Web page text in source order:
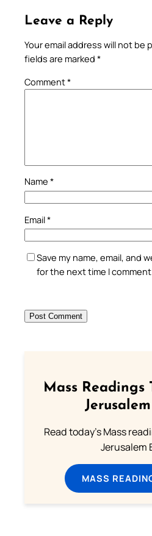
Leave a Reply
Your email address will not be
fields are marked *
Comment*
Name *
Email*
Save my name, email, and
for the next time I
Mass Readings
Read today's Mass
Jerusalem
MASS